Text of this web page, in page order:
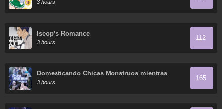
3 hours
Iseop’s Romance
3 hours
112
Domesticando Chicas Monstruos mientras
Todos Domestican Meros Monstruos
3 hours
165